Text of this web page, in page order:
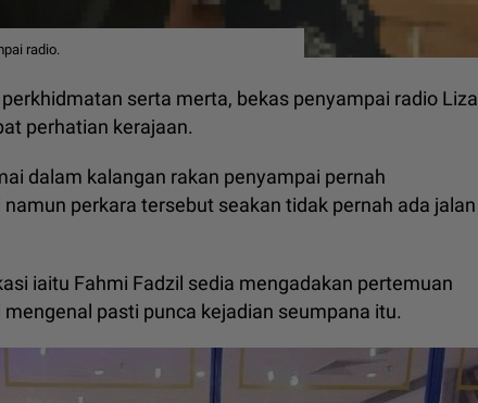
radio.
serta merta, bekas penyampai radio Liza
perhatian kerajaan.
dalam kalangan rakan penyampai pernah
perkara tersebut seakan tidak pernah ada jalan
iaitu Fahmi Fadzil sedia mengadakan pertemuan
pasti punca kejadian seumpana itu.